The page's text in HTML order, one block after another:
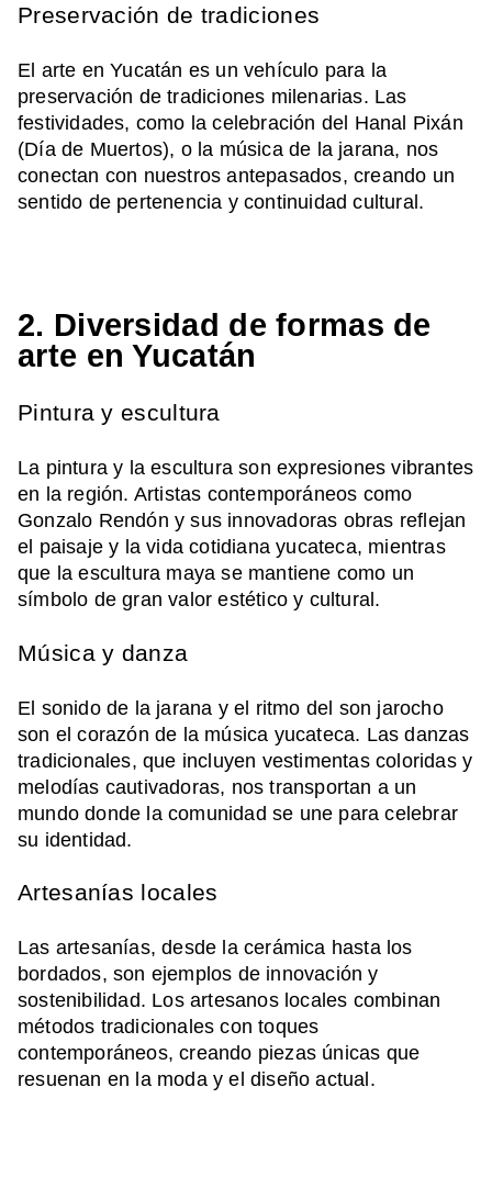
Preservación de tradiciones
El arte en Yucatán es un vehículo para la
preservación de tradiciones milenarias. Las
festividades, como la celebración del Hanal Pixán
(Día de Muertos), o la música de la jarana, nos
conectan con nuestros antepasados, creando un
sentido de pertenencia y continuidad cultural.
2. Diversidad de formas de
arte en Yucatán
Pintura y escultura
La pintura y la escultura son expresiones vibrantes
en la región. Artistas contemporáneos como
Gonzalo Rendón y sus innovadoras obras reflejan
el paisaje y la vida cotidiana yucateca, mientras
que la escultura maya se mantiene como un
símbolo de gran valor estético y cultural.
Música y danza
El sonido de la jarana y el ritmo del son jarocho
son el corazón de la música yucateca. Las danzas
tradicionales, que incluyen vestimentas coloridas y
melodías cautivadoras, nos transportan a un
mundo donde la comunidad se une para celebrar
su identidad.
Artesanías locales
Las artesanías, desde la cerámica hasta los
bordados, son ejemplos de innovación y
sostenibilidad. Los artesanos locales combinan
métodos tradicionales con toques
contemporáneos, creando piezas únicas que
resuenan en la moda y el diseño actual.